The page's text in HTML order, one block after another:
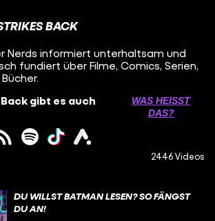
BACK
Nerds informiert unterhaltsam und
fundiert über Filme, Comics, Serien,
gibt es auch
WAS HEISST D
AS?
2446 Videos
DU WILLST BATMAN LESEN? SO FÄNGST
DU AN!